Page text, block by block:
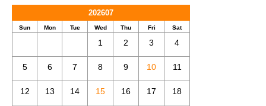
202607
Sun Mon Tue Wed Thu Fri Sat
1 2 3 4
5 6 7 8 9 10 11
12 13 14 15 16 17 18